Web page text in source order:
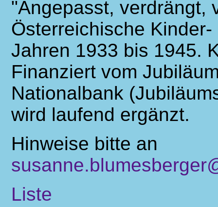
"Angepasst, verdrängt,
Österreichische
Jahren 1933 bis 1945.
Finanziert vom
Nationalbank
wird laufend ergänzt.
Hinweise bitte an
Liste